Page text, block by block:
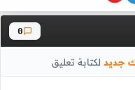
0
جديد لكتابة تعليق